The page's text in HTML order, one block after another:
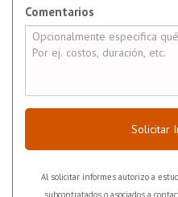
Comentarios
Solicitar
Al solicitar informes autorizo a
subcontratados o asociados a